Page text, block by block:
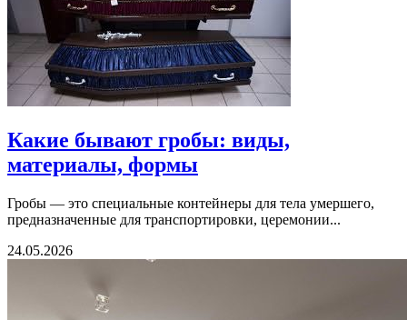
Какие бывают гробы: виды,
материалы, формы
Гробы — это специальные контейнеры для тела умершего,
предназначенные для транспортировки, церемонии...
24.05.2026